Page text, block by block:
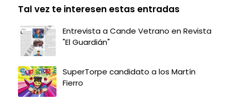
Tal vez te interesen estas entradas
Entrevista a Cande Vetrano en Revista
"El Guardián"
SuperTorpe candidato a los Martín
Fierro